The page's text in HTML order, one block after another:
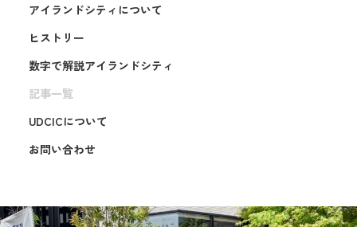
アイランドシティについて
ヒストリー
数字で解説アイランドシティ
記事一覧
UDCICについて
お問い合わせ